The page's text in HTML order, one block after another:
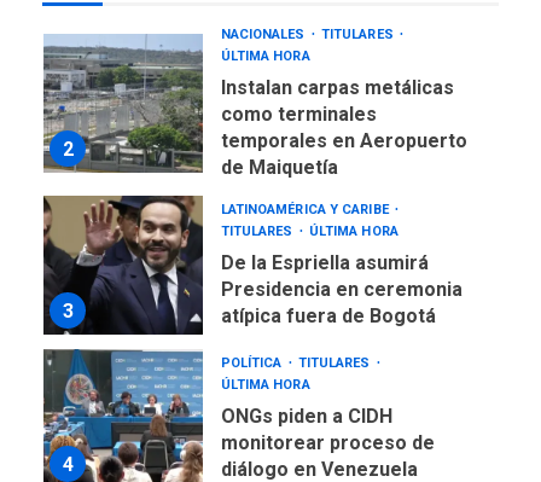
2
NACIONALES
TITULARES
ÚLTIMA HORA
Instalan carpas metálicas
como terminales
temporales en Aeropuerto
de Maiquetía
3
LATINOAMÉRICA Y CARIBE
TITULARES
ÚLTIMA HORA
De la Espriella asumirá
Presidencia en ceremonia
atípica fuera de Bogotá
4
POLÍTICA
TITULARES
ÚLTIMA HORA
ONGs piden a CIDH
monitorear proceso de
diálogo en Venezuela